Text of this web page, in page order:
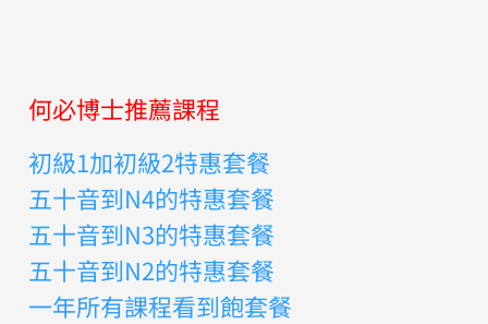
何必博士推薦課程
初級1加初級2特惠套餐
五十音到N4的特惠套餐
五十音到N3的特惠套餐
五十音到N2的特惠套餐
一年所有課程看到飽套餐